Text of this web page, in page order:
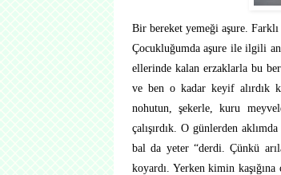
Bir bereket yemeği aşure.
Çocukluğumda aşure ile ilgili
ellerinde kalan erzaklarla bu
ve ben o kadar keyif alırdık
nohutun, şekerle, kuru
çalışırdık. O günlerden
bal da yeter “derdi. Çünkü
koyardı. Yerken kimin kaşığına